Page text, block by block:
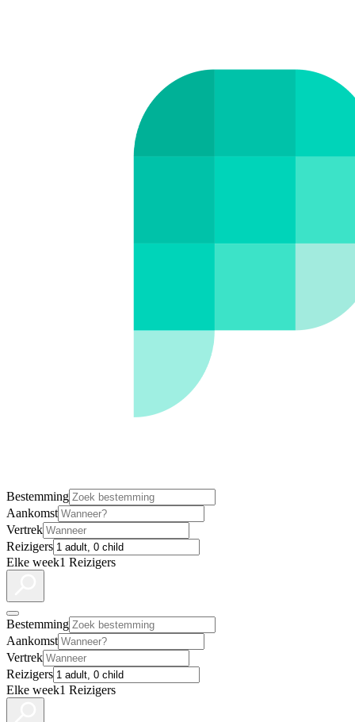
Bestemming
Aankomst
Vertrek
Reizigers
Elke week1 Reizigers
Bestemming
Aankomst
Vertrek
Reizigers
Elke week1 Reizigers